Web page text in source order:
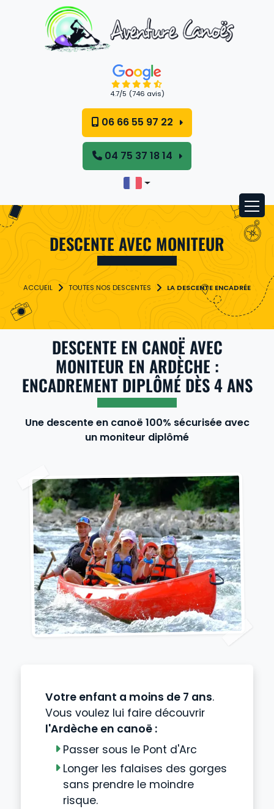
4.7/5 (746 avis)
06 66 55 97 22
04 75 37 18 14
DESCENTE AVEC MONITEUR
TOUTES NOS DESCENTES LA DESCENTE ENCADRÉE
DESCENTE EN CANOË AVEC
MONITEUR EN ARDÈCHE :
ENCADREMENT DIPLÔMÉ DÈS 4 ANS
Une descente en canoë 100% sécurisée avec
un moniteur diplômé
Votre enfant a moins de 7 ans.
Vous voulez lui faire découvrir
l'Ardèche en canoë :
Passer sous le Pont d'Arc
Longer les falaises des gorges
sans prendre le moindre
risque.
Panneau de gestion des cookies